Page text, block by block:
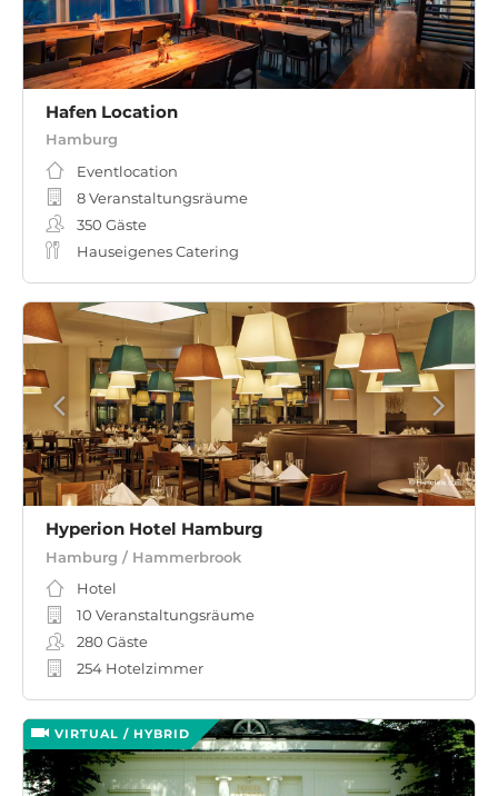
Hafen Location
Hamburg
Eventlocation
8 Veranstaltungsräume
350 Gäste
Hauseigenes Catering
Hyperion Hotel Hamburg
Hamburg / Hammerbrook
Hotel
10 Veranstaltungsräume
280 Gäste
254 Hotelzimmer
VIRTUAL / HYBRID